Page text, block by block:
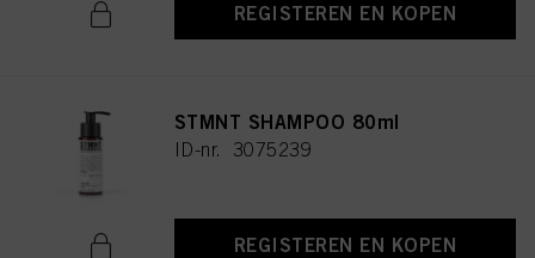
REGISTEREN EN KOPEN
STMNT SHAMPOO 80ml
ID-nr. 3075239
REGISTEREN EN KOPEN